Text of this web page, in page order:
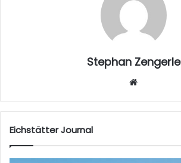
Stephan Zengerle
sei
Eichstätter Journal